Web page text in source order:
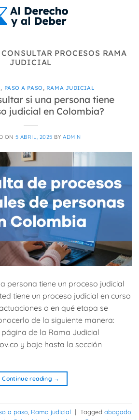
CONSULTAR PROCESOS RAMA
JUDICIAL
, PASO A PASO, RAMA JUDICIAL
si una persona tiene
judicial en Colombia?
ON 5 ABRIL, 2025 BYADMIN
persona tiene un proceso judicial
tiene un proceso judicial en curso
o en qué etapa se
de la siguiente manera:
página de la Rama Judicial
y baje hasta la sección
Continue reading →
a paso Rama judicial | Tagged abogado